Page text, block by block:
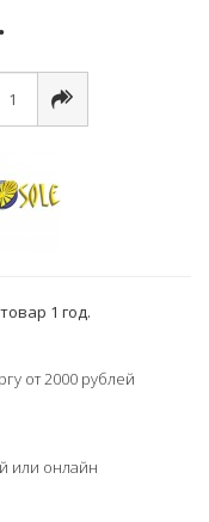
1 год.
от 2000 рублей
или онлайн